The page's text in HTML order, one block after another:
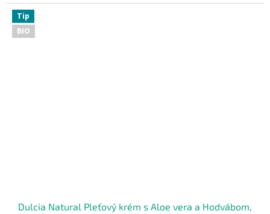
Tip
BIO
Dulcia Natural Pleťový krém s Aloe vera a Hodvábom,